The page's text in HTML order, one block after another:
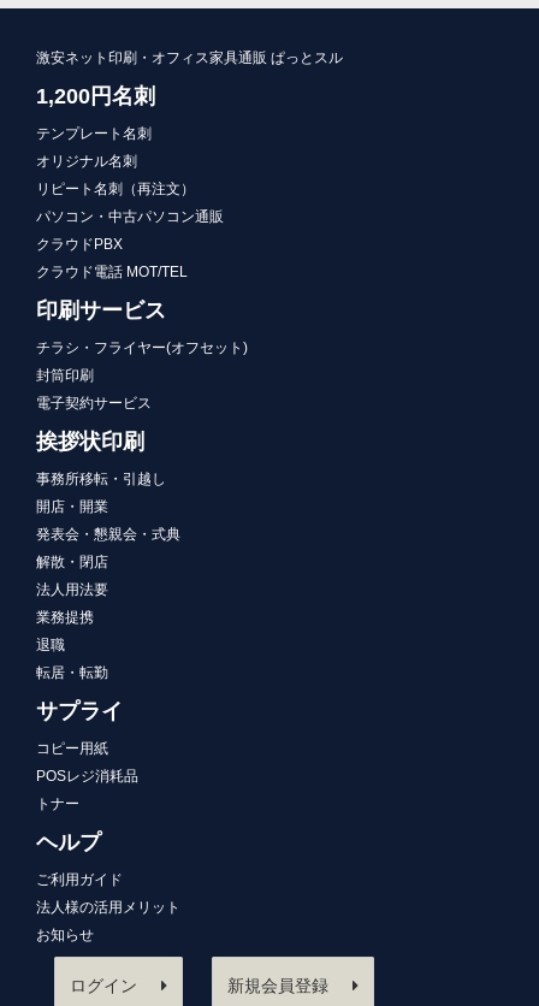
激安ネット印刷・オフィス家具通販 ぱっとスル
1,200円名刺
テンプレート名刺
オリジナル名刺
リピート名刺（再注文）
パソコン・中古パソコン通販
クラウドPBX
クラウド電話 MOT/TEL
印刷サービス
チラシ・フライヤー(オフセット)
封筒印刷
電子契約サービス
挨拶状印刷
事務所移転・引越し
開店・開業
発表会・懇親会・式典
解散・閉店
法人用法要
業務提携
退職
転居・転勤
サプライ
コピー用紙
POSレジ消耗品
トナー
ヘルプ
ご利用ガイド
法人様の活用メリット
お知らせ
ログイン 新規会員登録